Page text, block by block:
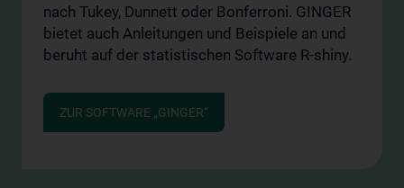
nach Tukey, Dunnett oder Bonferroni. GINGER
bietet auch Anleitungen und Beispiele an und
beruht auf der statistischen Software R-shiny.
ZUR SOFTWARE „GINGER“